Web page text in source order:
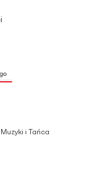
i Tańca